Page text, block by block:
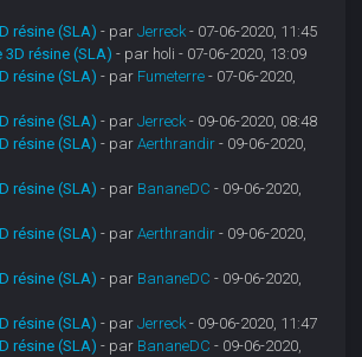
résine (SLA) - parJerreck - 07-06-2020, 11:45
3D résine (SLA) - par holi - 07-06-2020, 13:09
résine (SLA) - par Fumeterre - 07-06-2020,
résine (SLA) - parJerreck - 09-06-2020, 08:48
résine (SLA) - parAerthrandir - 09-06-2020,
résine (SLA) - par BananeDC - 09-06-2020,
résine (SLA) - parAerthrandir - 09-06-2020,
résine (SLA) - par BananeDC - 09-06-2020,
résine (SLA) - parJerreck - 09-06-2020, 11:47
résine (SLA) - par BananeDC - 09-06-2020,